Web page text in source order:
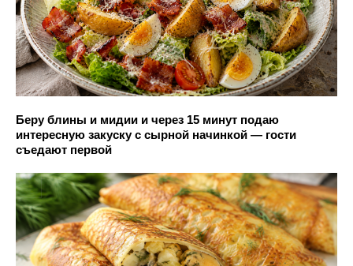
Беру блины и мидии и через 15 минут подаю
интересную закуску с сырной начинкой — гости
съедают первой